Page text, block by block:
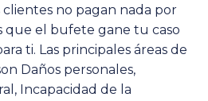
no pagan nada por
que el bufete gane tu caso
ti. Las principales áreas de
Daños personales,
, Incapacidad de la